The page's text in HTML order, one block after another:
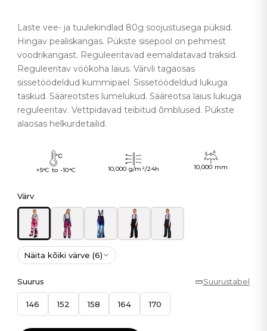
Laste vee- ja tuulekindlad 80g soojustusega püksid.
Hingav pealiskangas. Pükste sisepool on pehmest
voodrikangast. Reguleeritavad eemaldatavad traksid.
Reguleeritav vöökoha laius. Värvli tagaosas
sissetöödeldud kummipael. Sissetöödeldud lukuga
taskud. Sääreotstes lumelukud. Sääreotsa laius lukuga
reguleeritav. Vettpidavad teibitud õmblused. Pükste
alaosas helkurdetailid.
+5°C to -10°C 10,000 g/m²/24h 10,000 mm
Värv
Näita kõiki värve (6)
Suurus Suurustabel
146 152 158 164 170